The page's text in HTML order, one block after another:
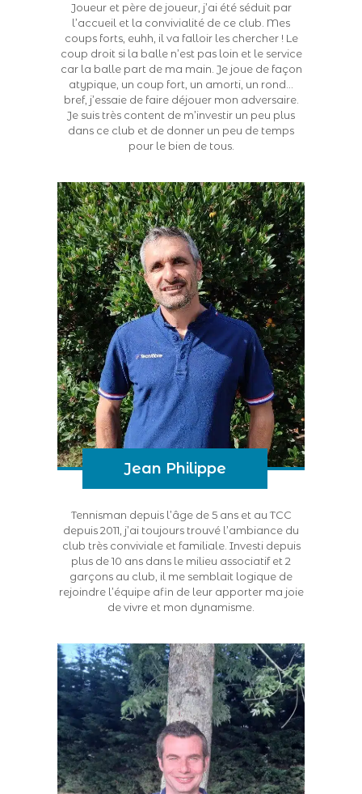
Joueur et père de joueur, j’ai été séduit par
l’accueil et la convivialité de ce club. Mes
coups forts, euhh, il va falloir les chercher ! Le
coup droit si la balle n’est pas loin et le service
car la balle part de ma main. Je joue de façon
atypique, un coup fort, un amorti, un rond…
bref, j’essaie de faire déjouer mon adversaire.
Je suis très content de m’investir un peu plus
dans ce club et de donner un peu de temps
pour le bien de tous.
Jean Philippe
Tennisman depuis l’âge de 5 ans et au TCC
depuis 2011, j’ai toujours trouvé l’ambiance du
club très conviviale et familiale. Investi depuis
plus de 10 ans dans le milieu associatif et 2
garçons au club, il me semblait logique de
rejoindre l’équipe afin de leur apporter ma joie
de vivre et mon dynamisme.